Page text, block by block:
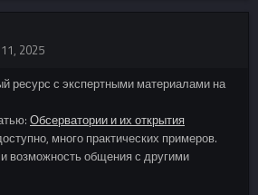
2025
ресурс с экспертными материалами на
Обсерватории и их открытия
много практических примеров.
возможность общения с другими